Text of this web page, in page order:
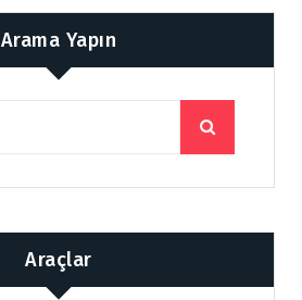
Arama Yapın
Araçlar